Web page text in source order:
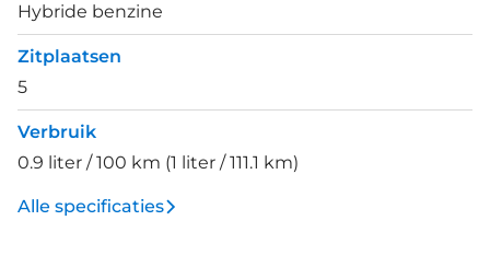
Hybride benzine
Zitplaatsen
5
Verbruik
0.9 liter / 100 km (1 liter / 111.1 km)
Alle specificaties